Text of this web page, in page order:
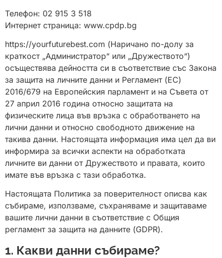
Телефон: 02 915 3 518
Интернет страница: www.cpdp.bg
https://yourfuturebest.com (Наричано по-долу за
краткост „Администратор“ или „Дружеството“)
осъществява дейността си в съответствие със Закона
за защита на личните данни и Регламент (ЕС)
2016/679 на Европейския парламент и на Съвета от
27 април 2016 година относно защитата на
физическите лица във връзка с обработването на
лични данни и относно свободното движение на
такива данни. Настоящата информация има цел да ви
информира за всички аспекти на обработката
личните ви данни от Дружеството и правата, които
имате във връзка с тази обработка.
Настоящата Политика за поверителност описва как
събираме, използваме, съхраняваме и защитаваме
вашите лични данни в съответствие с Общия
регламент за защита на данните (GDPR).
1. Какви данни събираме?